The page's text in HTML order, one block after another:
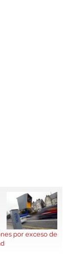
por exceso de